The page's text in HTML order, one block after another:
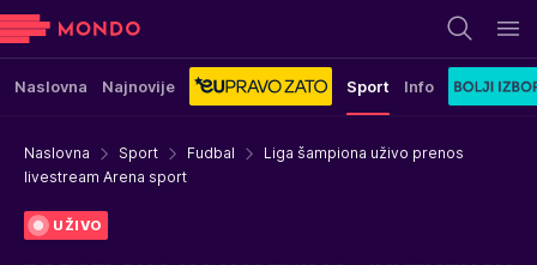
Naslovna Najnovije Sport Info
Naslovna Sport Fudbal
Liga šampiona uživo prenos
livestream Arena sport
UŽIVO